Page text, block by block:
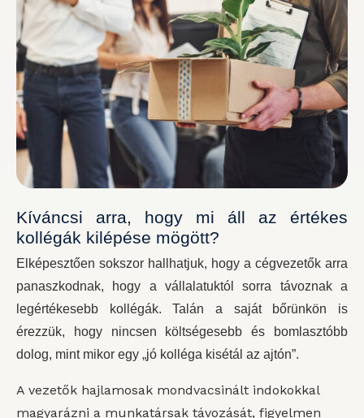
Kíváncsi arra, hogy mi áll az értékes
kollégák kilépése mögött?
Elképesztően sokszor hallhatjuk, hogy a cégvezetők arra
panaszkodnak, hogy a vállalatuktól sorra távoznak a
legértékesebb kollégák. Talán a saját bőrünkön is
érezzük, hogy nincsen költségesebb és bomlasztóbb
dolog, mint mikor egy „jó kolléga kisétál az ajtón”.
A vezetők hajlamosak mondvacsinált indokokkal
magyarázni a munkatársak távozását, figyelmen